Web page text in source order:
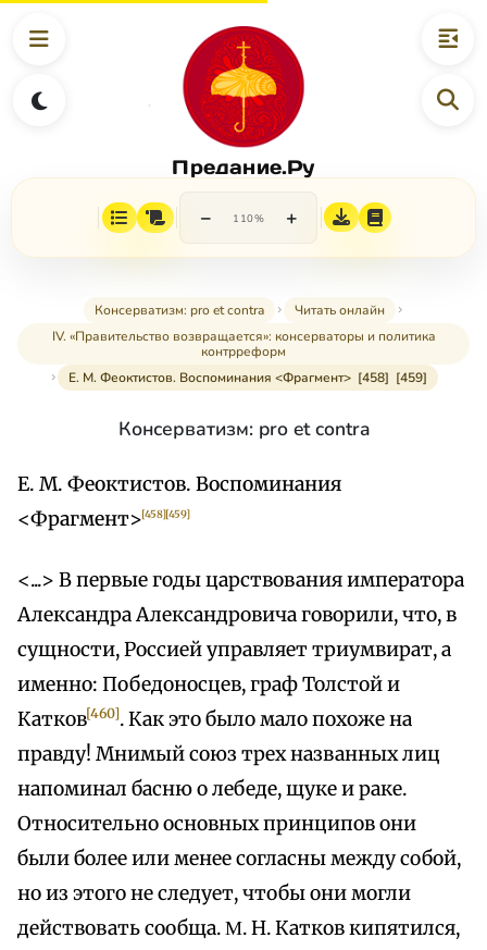
Предание.Ру
− 110% +
Консерватизм: pro et contra
Читать онлайн
IV. «Правительство возвращается»: консерваторы и политика
контрреформ
E. M. Феоктистов. Воспоминания <Фрагмент> [458] [459]
Консерватизм: pro et contra
E. M. Феоктистов. Воспоминания
<Фрагмент>[458][459]
<...> В первые годы царствования императора
Александра Александровича говорили, что, в
сущности, Россией управляет триумвират, а
именно: Победоносцев, граф Толстой и
Катков[460]. Как это было мало похоже на
правду! Мнимый союз трех названных лиц
напоминал басню о лебеде, щуке и раке.
Относительно основных принципов они
были более или менее согласны между собой,
но из этого не следует, чтобы они могли
действовать сообща. Μ. Н. Катков кипятился,